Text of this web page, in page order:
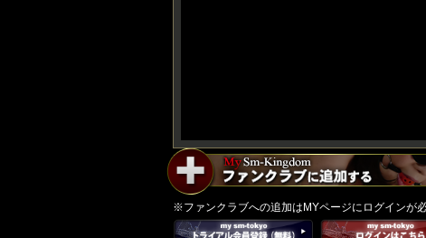
【鬼
に金
棒】
電マ
アタ
※ファンクラブへの追加はMYページにログインが